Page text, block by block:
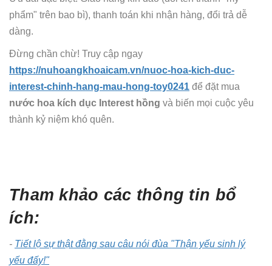
phẩm" trên bao bì), thanh toán khi nhận hàng, đổi trả dễ
dàng.
Đừng chần chừ! Truy cập ngay
https://nuhoangkhoaicam.vn/nuoc-hoa-kich-duc-
interest-chinh-hang-mau-hong-toy0241 để đặt mua
nước hoa kích dục Interest hồng và biến mọi cuộc yêu
thành kỷ niệm khó quên.
Tham khảo các thông tin bổ
ích:
- Tiết lộ sự thật đằng sau câu nói đùa "Thận yếu sinh lý
yếu đấy!"